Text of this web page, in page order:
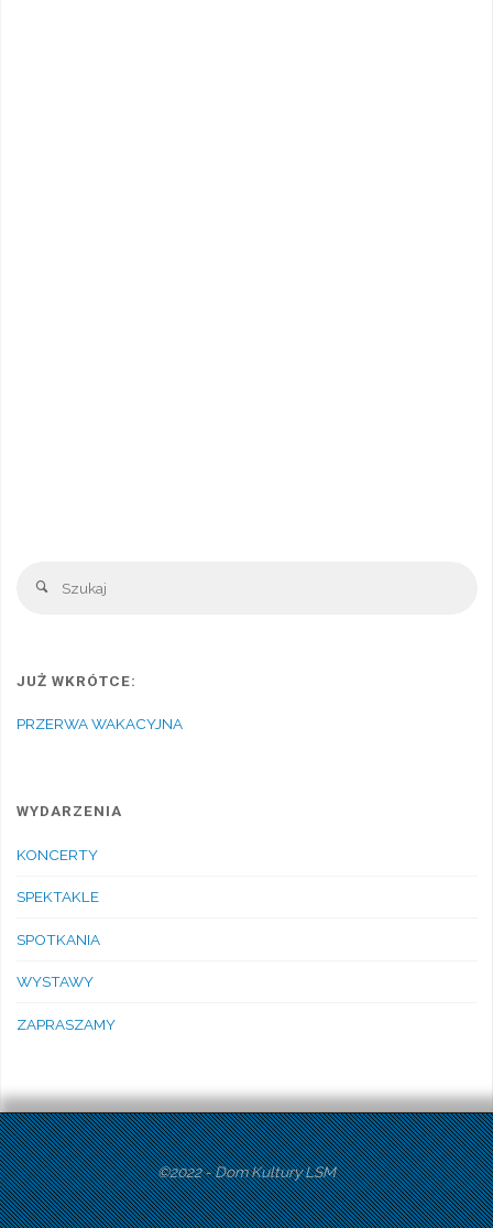
Szukaj
JUŻ WKRÓTCE:
PRZERWA WAKACYJNA
WYDARZENIA
KONCERTY
SPEKTAKLE
SPOTKANIA
WYSTAWY
ZAPRASZAMY
©2022 - Dom Kultury LSM